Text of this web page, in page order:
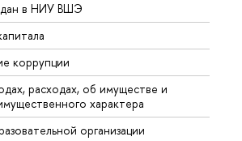
в НИУ ВШЭ
коррупции
расходах, об имуществе и
характера
организации